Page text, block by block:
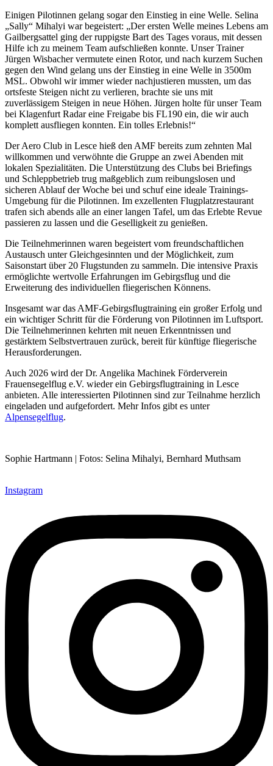
Einigen Pilotinnen gelang sogar den Einstieg in eine Welle. Selina
„Sally“ Mihalyi war begeistert: „Der ersten Welle meines Lebens am
Gailbergsattel ging der ruppigste Bart des Tages voraus, mit dessen
Hilfe ich zu meinem Team aufschließen konnte. Unser Trainer
Jürgen Wisbacher vermutete einen Rotor, und nach kurzem Suchen
gegen den Wind gelang uns der Einstieg in eine Welle in 3500m
MSL. Obwohl wir immer wieder nachjustieren mussten, um das
ortsfeste Steigen nicht zu verlieren, brachte sie uns mit
zuverlässigem Steigen in neue Höhen. Jürgen holte für unser Team
bei Klagenfurt Radar eine Freigabe bis FL190 ein, die wir auch
komplett ausfliegen konnten. Ein tolles Erlebnis!“
Der Aero Club in Lesce hieß den AMF bereits zum zehnten Mal
willkommen und verwöhnte die Gruppe an zwei Abenden mit
lokalen Spezialitäten. Die Unterstützung des Clubs bei Briefings
und Schleppbetrieb trug maßgeblich zum reibungslosen und
sicheren Ablauf der Woche bei und schuf eine ideale Trainings-
Umgebung für die Pilotinnen. Im exzellenten Flugplatzrestaurant
trafen sich abends alle an einer langen Tafel, um das Erlebte Revue
passieren zu lassen und die Geselligkeit zu genießen.
Die Teilnehmerinnen waren begeistert vom freundschaftlichen
Austausch unter Gleichgesinnten und der Möglichkeit, zum
Saisonstart über 20 Flugstunden zu sammeln. Die intensive Praxis
ermöglichte wertvolle Erfahrungen im Gebirgsflug und die
Erweiterung des individuellen fliegerischen Könnens.
Insgesamt war das AMF-Gebirgsflugtraining ein großer Erfolg und
ein wichtiger Schritt für die Förderung von Pilotinnen im Luftsport.
Die Teilnehmerinnen kehrten mit neuen Erkenntnissen und
gestärktem Selbstvertrauen zurück, bereit für künftige fliegerische
Herausforderungen.
Auch 2026 wird der Dr. Angelika Machinek Förderverein
Frauensegelflug e.V. wieder ein Gebirgsflugtraining in Lesce
anbieten. Alle interessierten Pilotinnen sind zur Teilnahme herzlich
eingeladen und aufgefordert. Mehr Infos gibt es unter
Alpensegelflug.
Sophie Hartmann | Fotos: Selina Mihalyi, Bernhard Muthsam
Instagram